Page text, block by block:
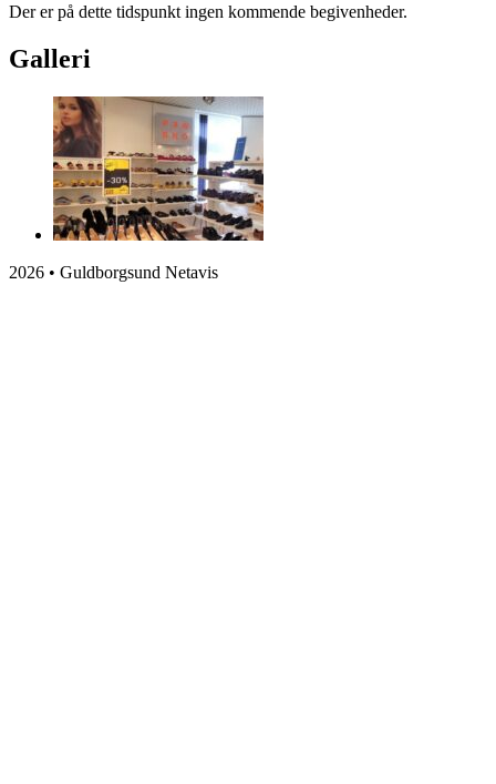
Der er på dette tidspunkt ingen kommende begivenheder.
Galleri
2026 • Guldborgsund Netavis